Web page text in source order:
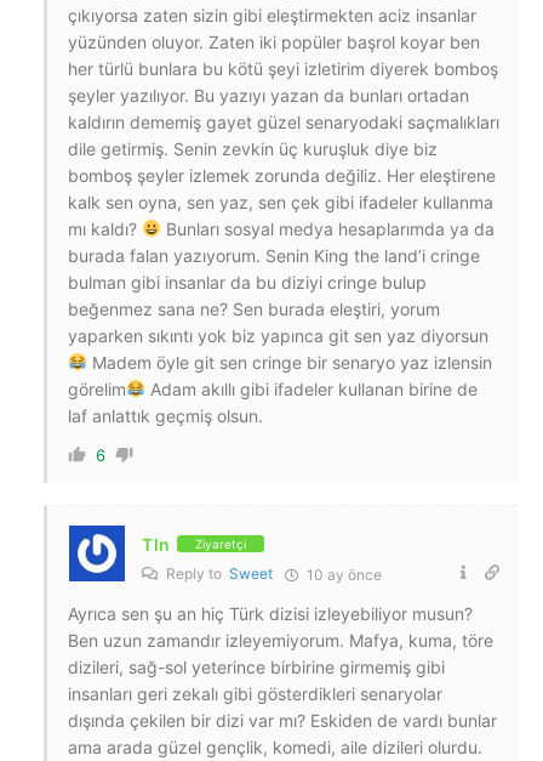
çıkıyorsa zaten sizin gibi eleştirmekten aciz insanlar
yüzünden oluyor. Zaten iki popüler başrol koyar ben
her türlü bunlara bu kötü şeyi izletirim diyerek bomboş
şeyler yazılıyor. Bu yazıyı yazan da bunları ortadan
kaldırın dememiş gayet güzel senaryodaki saçmalıkları
dile getirmiş. Senin zevkin üç kuruşluk diye biz
bomboş şeyler izlemek zorunda değiliz. Her eleştirene
kalk sen oyna, sen yaz, sen çek gibi ifadeler kullanma
mı kaldı?
Bunları sosyal medya hesaplarımda ya da
burada falan yazıyorum. Senin King the land’i cringe
bulman gibi insanlar da bu diziyi cringe bulup
beğenmez sana ne? Sen burada eleştiri, yorum
yaparken sıkıntı yok biz yapınca git sen yaz diyorsun
Madem öyle git sen cringe bir senaryo yaz izlensin
görelim
Adam akıllı gibi ifadeler kullanan birine de
laf anlattık geçmiş olsun.
6
Tln Ziyaretçi
Reply to Sweet 10 ay önce
Ayrıca sen şu an hiç Türk dizisi izleyebiliyor musun?
Ben uzun zamandır izleyemiyorum. Mafya, kuma, töre
dizileri, sağ-sol yeterince birbirine girmemiş gibi
insanları geri zekalı gibi gösterdikleri senaryolar
dışında çekilen bir dizi var mı? Eskiden de vardı bunlar
ama arada güzel gençlik, komedi, aile dizileri olurdu.